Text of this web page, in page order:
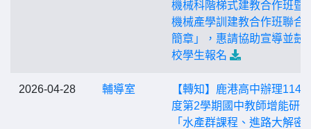
機械科階梯式建教合作班暨
機械產學訓建教合作班聯合
簡章」，惠請協助宣導並鼓
校學生報名
2026-04-28 輔導室
【轉知】鹿港高中辦理114
度第2學期國中教師增能研
「水產群課程、進路大解密